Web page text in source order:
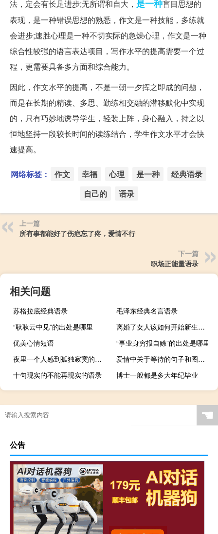
法，定会有长足进步;无所谓和自大， 是一种盲目思想的
表现，是一种错误思想的熟悉，作文是一种技能，多练就
会进步;速胜心理是一种不切实际的急燥心理，作文是一种
综合性较强的语言表达项目，写作水平的提高需要一个过
程，更需要具备多方面和综合能力。
因此，作文水平的提高，不是一朝一夕挥之即成的问题，
而是在长期的精读、多思、勤练相交融的潜移默化中实现
的，只有巧妙地诱导学生，轻装上阵，身心融入，持之以
恒地坚持一段较长时间的读练结合，学生作文水平才会快
速提高。
网络标签： 作文 幸福 心理 是一种
经典语录
自己的
语录
上一篇
所有事都能好了伤疤忘了疼，爱情不行
下一篇
职场正能量语录
相关问题
苏格拉底经典语录
毛泽东经典名言语录
“耿耿云中见”的出处是哪里
离婚了女人该如何开始新生活？
优美心情短语
“事业身穷报自赊”的出处是哪里
夜里一个人感到孤独寂寞的说说 你走后我懂得了人心可畏
爱情中关于等待的句子和图片 白茶清欢无别事我在等风也等你
十句现实的不能再现实的语录
博士一般都是多大年纪毕业
☚
公告